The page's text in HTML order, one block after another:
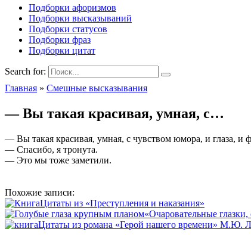
Подборки афоризмов
Подборки высказываний
Подборки статусов
Подборки фраз
Подборки цитат
Search for:
Главная » Смешные высказывания
— Вы такая красивая, умная, с…
— Вы такая красивая, умная, с чувством юмора, и глаза, и
— Спасибо, я тронута.
— Это мы тоже заметили.
Похожие записи:
Цитаты из «Преступления и наказания»
«Очаровательные
Цитаты из романа «Герой нашего времени» М.Ю.